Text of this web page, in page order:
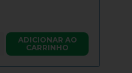
ADICIONAR AO
CARRINHO